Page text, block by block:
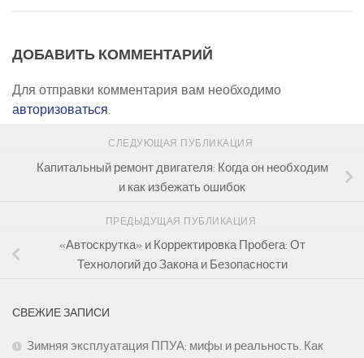
ДОБАВИТЬ КОММЕНТАРИЙ
Для отправки комментария вам необходимо
авторизоваться.
СЛЕДУЮЩАЯ ПУБЛИКАЦИЯ
Капитальный ремонт двигателя: Когда он необходим
и как избежать ошибок
ПРЕДЫДУЩАЯ ПУБЛИКАЦИЯ
«Автоскрутка» и Корректировка Пробега: От
Технологий до Закона и Безопасности
СВЕЖИЕ ЗАПИСИ
Зимняя эксплуатация ППУА: мифы и реальность. Как